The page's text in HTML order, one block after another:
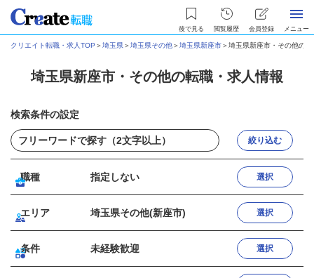
後で見る 閲覧履歴 会員登録 メニュー
クリエイト転職・求人TOP ＞埼玉県＞埼玉県その他＞埼玉県新座市＞埼玉県新座市・その他の
埼玉県新座市・その他の転職・求人情報
検索条件の設定
絞り込む
職種 指定しない 選択
エリア 埼玉県その他(新座市) 選択
条件 未経験歓迎 選択